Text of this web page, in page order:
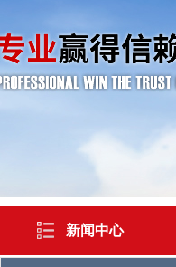
新闻中心